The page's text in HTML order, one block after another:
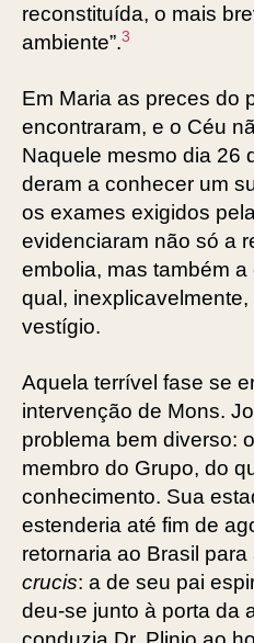
reconstituída, o mais
ambiente”.3
Em Maria as preces do
encontraram, e o Céu
Naquele mesmo dia 26
deram a conhecer um
os exames exigidos
evidenciaram não só a
embolia, mas também
qual,
vestígio.
Aquela terrível fase se
intervenção de Mons.
problema bem diverso:
membro do Grupo, do
conhecimento. Sua
estenderia até fim de
retornaria ao Brasil
crucis: a de seu pai
deu-se junto à porta da